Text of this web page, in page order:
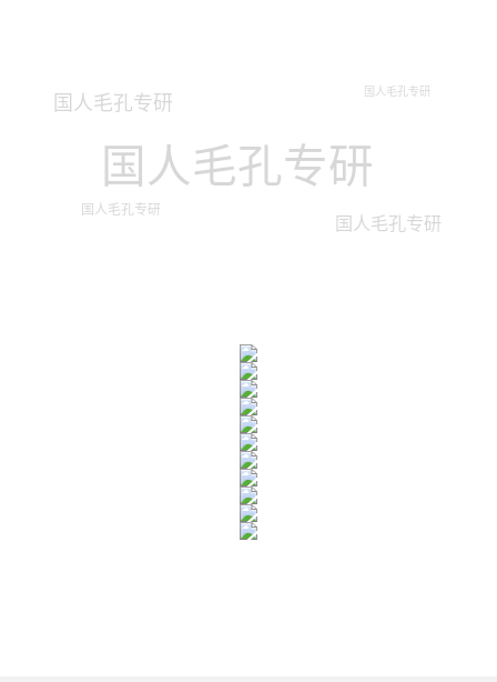
国人毛孔专研
国人毛孔专研
国人毛孔专研
国人毛孔专研
国人毛孔专研